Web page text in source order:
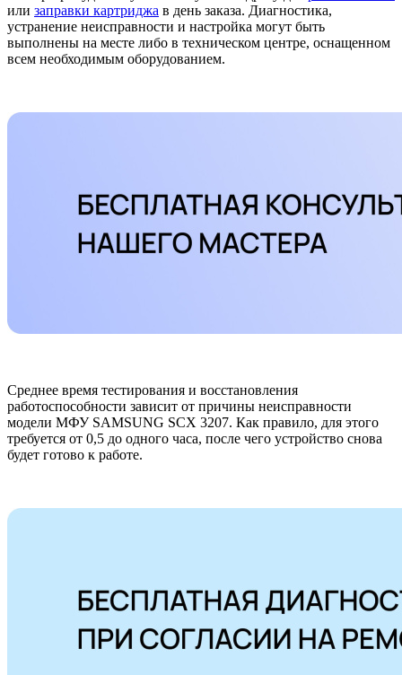
или заправки картриджа в день заказа. Диагностика,
устранение неисправности и настройка могут быть
выполнены на месте либо в техническом центре, оснащенном
всем необходимым оборудованием.
Среднее время тестирования и восстановления
работоспособности зависит от причины неисправности
модели МФУ SAMSUNG SCX 3207. Как правило, для этого
требуется от 0,5 до одного часа, после чего устройство снова
будет готово к работе.